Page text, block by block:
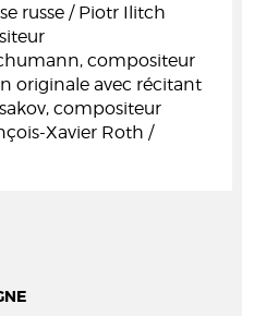
russe / Piotr Ilitch
compositeur
originale avec récitant
compositeur
Xavier Roth /